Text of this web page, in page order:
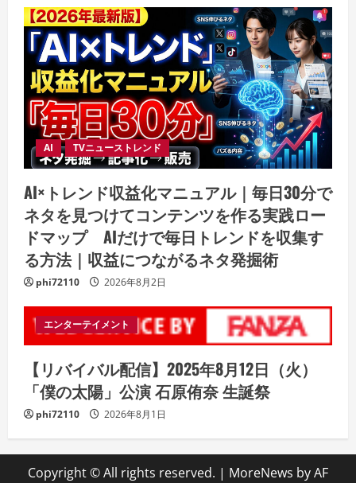
AI TVニューストレンド
AI×トレンド収益化マニュアル｜毎日30分で
ネタを見つけてコンテンツを作る実践ロー
ドマップ AIだけで毎日トレンドを収集す
る方法｜収益につながるネタ発掘術
phi72110 2026年8月2日
エンターテイメント
【リバイバル配信】2025年8月12日（火）
「僕の太陽」公演 石原侑奈 生誕祭
phi72110 2026年8月1日
Copyright © All rights reserved. | MoreNews by AF